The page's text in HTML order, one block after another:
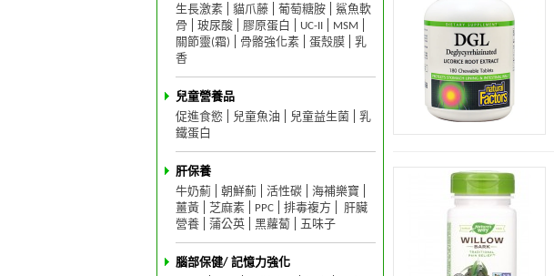
生長激素
貓爪藤 葡萄糖胺
鯊魚軟
骨
玻尿酸 膠原蛋白 UC-II
MSM
關節靈(霜)
骨骼強化素 蛋殼膜
乳
香
兒童營養品
促進食慾
兒童魚油 兒童益生菌
乳
鐵蛋白
肝保養
牛奶薊
朝鮮薊 活性碳
海補樂寶
薑黃
芝麻素 PPC 排毒複方
肝臟
營養
蒲公英 黑蘿蔔 五味子
腦部保健/ 記憶力強化